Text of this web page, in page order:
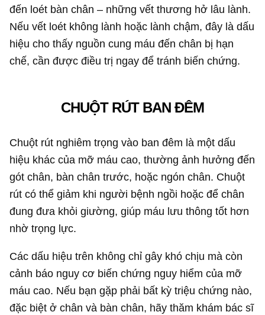
đến loét bàn chân – những vết thương hở lâu lành.
Nếu vết loét không lành hoặc lành chậm, đây là dấu
hiệu cho thấy nguồn cung máu đến chân bị hạn
chế, cần được điều trị ngay để tránh biến chứng.
CHUỘT RÚT BAN ĐÊM
Chuột rút nghiêm trọng vào ban đêm là một dấu
hiệu khác của mỡ máu cao, thường ảnh hưởng đến
gót chân, bàn chân trước, hoặc ngón chân. Chuột
rút có thể giảm khi người bệnh ngồi hoặc để chân
đung đưa khỏi giường, giúp máu lưu thông tốt hơn
nhờ trọng lực.
Các dấu hiệu trên không chỉ gây khó chịu mà còn
cảnh báo nguy cơ biến chứng nguy hiểm của mỡ
máu cao. Nếu bạn gặp phải bất kỳ triệu chứng nào,
đặc biệt ở chân và bàn chân, hãy thăm khám bác sĩ